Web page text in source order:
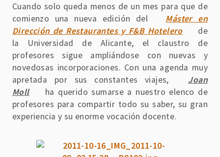
Cuando solo queda menos de un mes para que de
comienzo una nueva edición del
Máster en
Dirección de Restaurantes y F&B Hotelero
de
la Universidad de Alicante, el claustro de
profesores sigue ampliándose con nuevas y
novedosas incorporaciones. Con una agenda muy
apretada por sus constantes viajes,
Joan
Moll
ha querido sumarse a nuestro elenco de
profesores para compartir todo su saber, su gran
experiencia y su enorme vocación docente.